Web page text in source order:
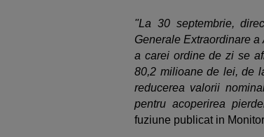
"La 30 septembrie,
Generale Extraordinare
a carei ordine de zi se
80,2 milioane de lei, de
reducerea valorii
pentru acoperirea
fuziune publicat in